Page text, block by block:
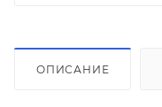
ОПИСАНИЕ